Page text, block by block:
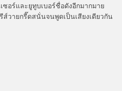
อร์และยูทูบเบอร์ชื่อดังอีกมากมาย
ส์วายกรี๊ดสนั่นจนพูดเป็นเสียงเดียวกัน